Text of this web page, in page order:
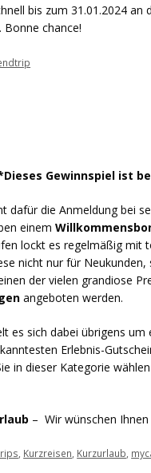
bis zum 31.01.2024 an
chance!
Gewinnspiel ist
dafür die Anmeldung bei
einem
lockt es regelmäßig mit
nicht nur für
der vielen grandiose
angeboten werden.
es sich dabei übrigens um
Erlebnis-
in dieser Kategorie
– Wir wünschen Ihnen
, Kurzreisen, Kurzurlaub,